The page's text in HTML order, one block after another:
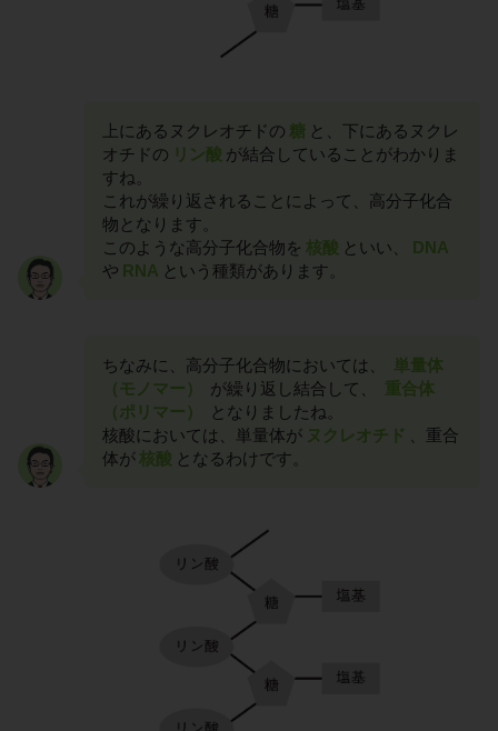
上にあるヌクレオチドの 糖 と、下にあるヌクレ
オチドの リン酸 が結合していることがわかりま
すね。
これが繰り返されることによって、高分子化合
物となります。
このような高分子化合物を 核酸 といい、
DNA
や RNA という種類があります。
ちなみに、高分子化合物においては、
単量体
（モノマー）
が繰り返し結合して、
重合体
（ポリマー）
となりましたね。
核酸においては、単量体が ヌクレオチド
、重合
体が核酸 となるわけです。